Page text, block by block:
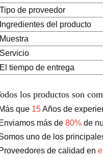
Tipo de proveedor
Ingredientes del producto
Muestra
Servicio
El tiempo de entrega
los productos son
que 15Años de
más de 80%de
uno de los
de calidad en